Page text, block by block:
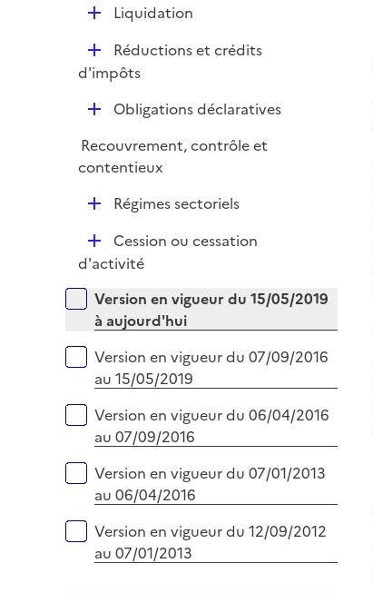
e
r
e
D
l
r
Liquidation
D
é
e
r
Réductions et crédits
d'impôts
D
p
l
Obligations déclaratives
Recouvrement, contrôle et
contentieux
D
l
i
e
r
Régimes sectoriels
D
é
l
i
e
Cession ou cessation
d'activité
Versions sur la période
Version en vigueur du 15/05/2019
à aujourd'hui
Version en vigueur du 07/09/2016
au 15/05/2019
Version en vigueur du 06/04/2016
au 07/09/2016
Version en vigueur du 07/01/2013
au 06/04/2016
Version en vigueur du 12/09/2012
au 07/01/2013